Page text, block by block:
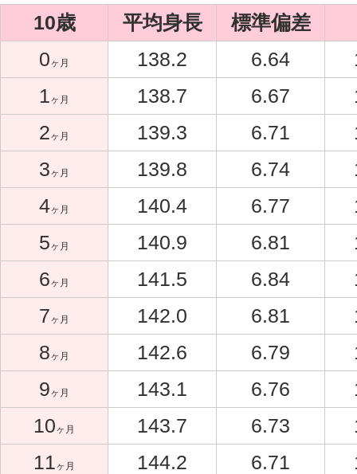
10歳 平均身長 標準偏差
0ヶ月 138.2 6.64
1ヶ月 138.7 6.67
2ヶ月 139.3 6.71
3ヶ月 139.8 6.74
4ヶ月 140.4 6.77
5ヶ月 140.9 6.81
6ヶ月 141.5 6.84
7ヶ月 142.0 6.81
8ヶ月 142.6 6.79
9ヶ月 143.1 6.76
10ヶ月 143.7 6.73
11ヶ月 144.2 6.71